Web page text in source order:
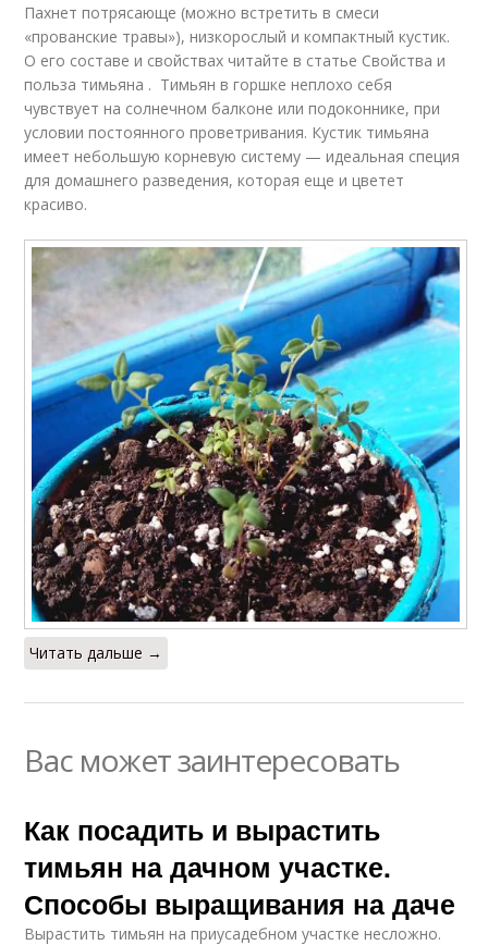
Пахнет потрясающе (можно встретить в смеси
«прованские травы»), низкорослый и компактный кустик.
О его составе и свойствах читайте в статье Свойства и
польза тимьяна . Тимьян в горшке неплохо себя
чувствует на солнечном балконе или подоконнике, при
условии постоянного проветривания. Кустик тимьяна
имеет небольшую корневую систему — идеальная специя
для домашнего разведения, которая еще и цветет
красиво.
Читать дальше →
Вас может заинтересовать
Как посадить и вырастить
тимьян на дачном участке.
Способы выращивания на даче
Вырастить тимьян на приусадебном участке несложно.